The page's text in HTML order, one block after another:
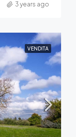
3 years ago
VENDITA